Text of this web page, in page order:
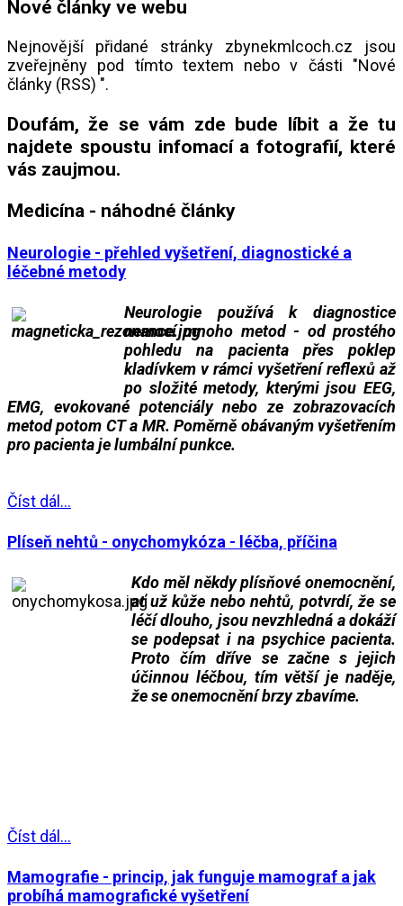
Nové články ve webu
Nejnovější přidané stránky zbynekmlcoch.cz jsou
zveřejněny pod tímto textem nebo v části "Nové
články (RSS) ".
Doufám, že se vám zde bude líbit a že tu
najdete spoustu infomací a fotografií, které
vás zaujmou.
Medicína - náhodné články
Neurologie - přehled vyšetření, diagnostické a
léčebné metody
Neurologie používá k diagnostice
nemocí mnoho metod - od prostého
pohledu na pacienta přes poklep
kladívkem v rámci vyšetření reflexů až
po složité metody, kterými jsou EEG,
EMG, evokované potenciály nebo ze zobrazovacích
metod potom CT a MR. Poměrně obávaným vyšetřením
pro pacienta je lumbální punkce.
Číst dál...
Plíseň nehtů - onychomykóza - léčba, příčina
Kdo měl někdy plísňové onemocnění,
ať už kůže nebo nehtů, potvrdí, že se
léčí dlouho, jsou nevzhledná a dokáží
se podepsat i na psychice pacienta.
Proto čím dříve se začne s jejich
účinnou léčbou, tím větší je naděje,
že se onemocnění brzy zbavíme.
Číst dál...
Mamografie - princip, jak funguje mamograf a jak
probíhá mamografické vyšetření